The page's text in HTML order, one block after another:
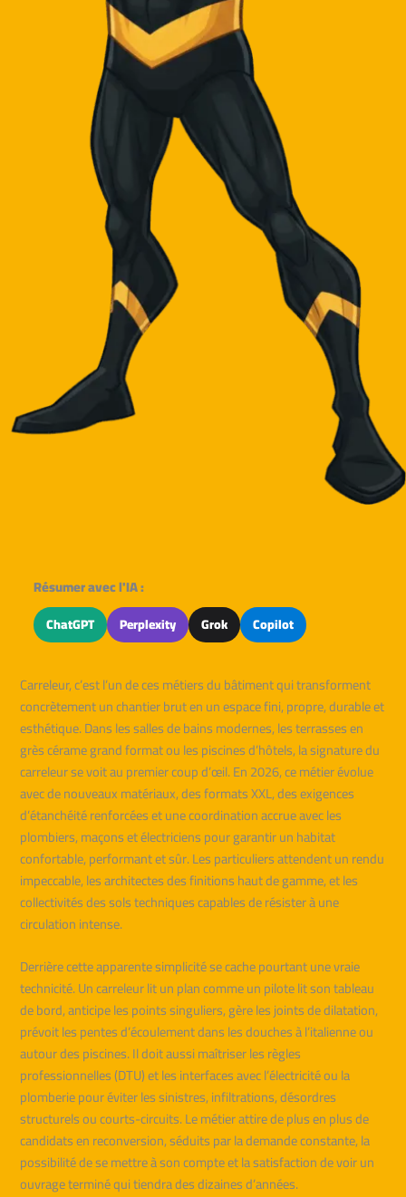
Résumer avec l'IA :
ChatGPT Perplexity Grok Copilot
Carreleur, c’est l’un de ces métiers du bâtiment qui transforment
concrètement un chantier brut en un espace fini, propre, durable et
esthétique. Dans les salles de bains modernes, les terrasses en
grès cérame grand format ou les piscines d’hôtels, la signature du
carreleur se voit au premier coup d’œil. En 2026, ce métier évolue
avec de nouveaux matériaux, des formats XXL, des exigences
d’étanchéité renforcées et une coordination accrue avec les
plombiers, maçons et électriciens pour garantir un habitat
confortable, performant et sûr. Les particuliers attendent un rendu
impeccable, les architectes des finitions haut de gamme, et les
collectivités des sols techniques capables de résister à une
circulation intense.
Derrière cette apparente simplicité se cache pourtant une vraie
technicité. Un carreleur lit un plan comme un pilote lit son tableau
de bord, anticipe les points singuliers, gère les joints de dilatation,
prévoit les pentes d’écoulement dans les douches à l’italienne ou
autour des piscines. Il doit aussi maîtriser les règles
professionnelles (DTU) et les interfaces avec l’électricité ou la
plomberie pour éviter les sinistres, infiltrations, désordres
structurels ou courts-circuits. Le métier attire de plus en plus de
candidats en reconversion, séduits par la demande constante, la
possibilité de se mettre à son compte et la satisfaction de voir un
ouvrage terminé qui tiendra des dizaines d’années.